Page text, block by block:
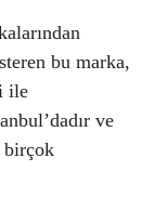
bu marka,
ile
ve
birçok